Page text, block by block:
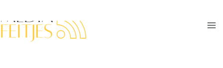
de